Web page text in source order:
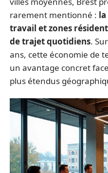
rarement mentionné :
travail et zones
de trajet quotidiens.
ans, cette économie de
un avantage concret
plus étendus